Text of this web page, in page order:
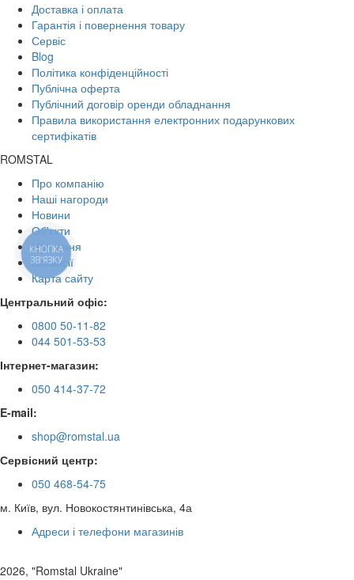
Доставка і оплата
Гарантія і повернення товару
Сервіс
Blog
Політика конфіденційності
Публічна оферта
Публічний договір оренди обладнання
Правила використання електронних подарункових
сертифікатів
ROMSTAL
Про компанію
Наші нагороди
Новини
Об'єкти
Навчання
Вакансії
Карта сайту
Центральний офіс:
0800 50-11-82
044 501-53-53
Інтернет-магазин:
050 414-37-72
E-mail:
shop@romstal.ua
Сервісний центр:
050 468-54-75
м. Київ, вул. Новокостянтинівська, 4а
Адреси і телефони магазинів
2026, "Romstal Ukraine"
КНОПКА
ЗВ'ЯЗКУ